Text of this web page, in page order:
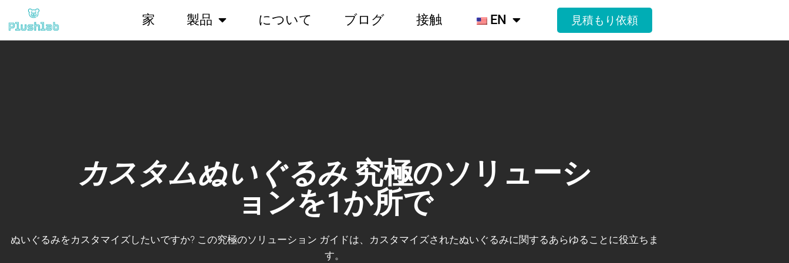
家 製品 について ブログ 接触 EN 見積もり依頼
カスタムぬいぐるみ究極のソリューシ
ョンを1か所で
ぬいぐるみをカスタマイズしたいですか? この究極のソリューション ガイドは、カスタマイズされたぬいぐるみに関するあらゆることに役立ちま
す。